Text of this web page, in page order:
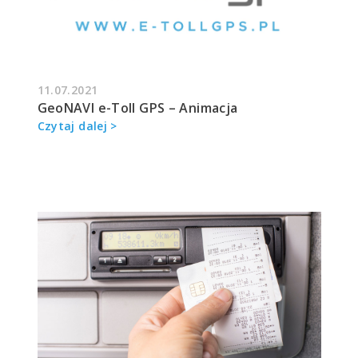
11.07.2021
GeoNAVI e-Toll GPS – Animacja
Czytaj dalej >